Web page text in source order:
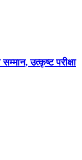
उत्कृष्ट परीक्षा